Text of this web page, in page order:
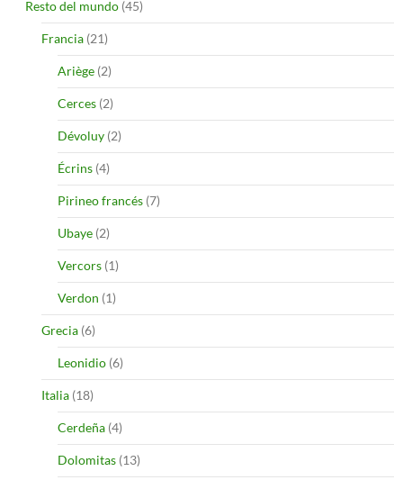
Resto del mundo (45)
Francia (21)
Ariège (2)
Cerces (2)
Dévoluy (2)
Écrins (4)
Pirineo francés (7)
Ubaye (2)
Vercors (1)
Verdon (1)
Grecia (6)
Leonidio (6)
Italia (18)
Cerdeña (4)
Dolomitas (13)